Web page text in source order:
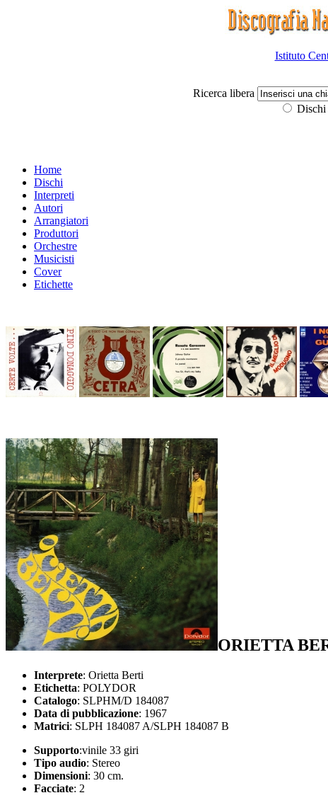
Istituto
Ricerca libera
Dischi
Home
Dischi
Interpreti
Autori
Arrangiatori
Produttori
Orchestre
Musicisti
Cover
Etichette
ORIETTA
Interprete: Orietta Berti
Etichetta: POLYDOR
Catalogo: SLPHM/D 184087
Data di pubblicazione: 1967
Matrici: SLPH 184087 A/SLPH 184087 B
Supporto:vinile 33 giri
Tipo audio: Stereo
Dimensioni: 30 cm.
Facciate: 2